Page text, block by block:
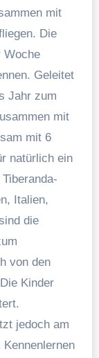
mit
Die
Woche
Geleitet
Jahr zum
mit
mit 6
natürlich ein
Italien,
die
von den
Kinder
jedoch am